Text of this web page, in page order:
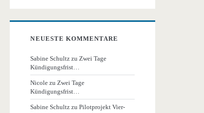
NEUESTE KOMMENTARE
Sabine Schultz zu Zwei Tage
Kündigungsfrist…
Nicole zu Zwei Tage
Kündigungsfrist…
Sabine Schultz zuPilotprojekt Vier-